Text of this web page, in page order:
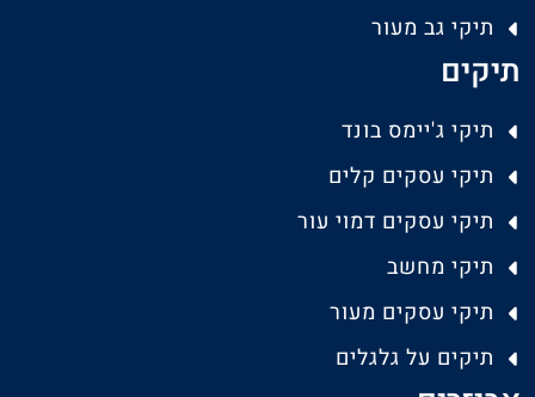
תיקי גב מעור
תיקים
תיקי ג'יימס בונד
תיקי עסקים קלים
תיקי עסקים דמוי עור
תיקי מחשב
תיקי עסקים מעור
תיקים על גלגלים